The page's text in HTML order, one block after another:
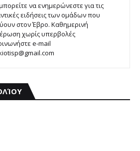
να ενημερώνεστε για τις
ειδήσεις των ομάδων που
στον Έβρο. Καθημερινή
χωρίς υπερβολές
e-mail